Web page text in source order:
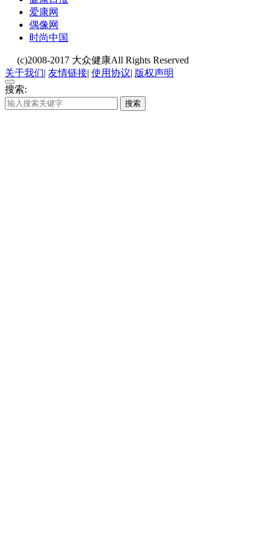
爱康网
偶像网
时尚中国
(c)2008-2017 大众健康All Rights Reserved
关于我们| 友情链接| 使用协议| 版权声明
搜索:
搜索